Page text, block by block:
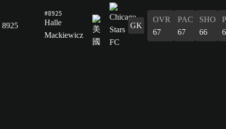
8925
#8925
Halle
Mackiewicz
GK
OVR
67
PAC
67
SHO
66